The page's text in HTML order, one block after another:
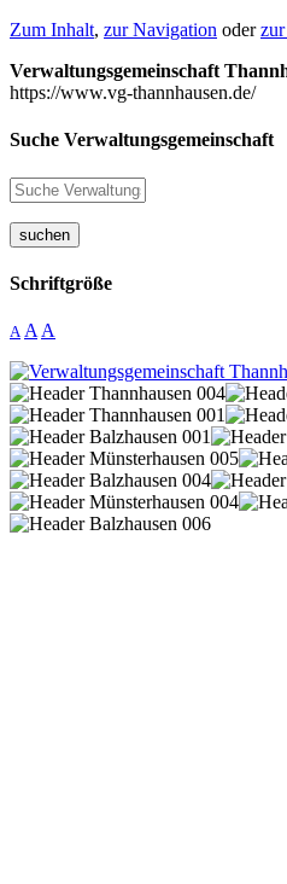
Zum Inhalt, zur Navigation oderzur
Verwaltungsgemeinschaft
https://www.vg-thannhausen.de/
Suche Verwaltungsgemeinschaft
suchen
Schriftgröße
A A A